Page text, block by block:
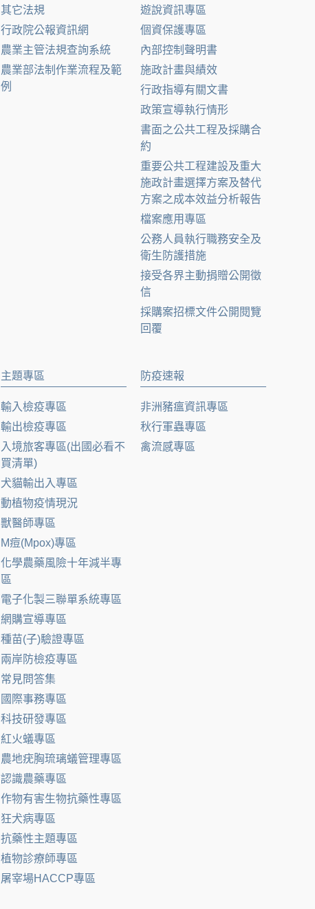
其它法規
行政院公報資訊網
農業主管法規查詢系統
農業部法制作業流程及範
例
遊說資訊專區
個資保護專區
內部控制聲明書
施政計畫與績效
行政指導有關文書
政策宣導執行情形
書面之公共工程及採購合
約
重要公共工程建設及重大
施政計畫選擇方案及替代
方案之成本效益分析報告
檔案應用專區
公務人員執行職務安全及
衛生防護措施
接受各界主動捐贈公開徵
信
採購案招標文件公開閱覽
回覆
主題專區
輸入檢疫專區
輸出檢疫專區
入境旅客專區(出國必看不
買清單)
犬貓輸出入專區
動植物疫情現況
獸醫師專區
M痘(Mpox)專區
化學農藥風險十年減半專
區
電子化製三聯單系統專區
網購宣導專區
種苗(子)驗證專區
兩岸防檢疫專區
常見問答集
國際事務專區
科技研發專區
紅火蟻專區
農地疣胸琉璃蟻管理專區
認識農藥專區
作物有害生物抗藥性專區
狂犬病專區
抗藥性主題專區
植物診療師專區
屠宰場HACCP專區
防疫速報
非洲豬瘟資訊專區
秋行軍蟲專區
禽流感專區